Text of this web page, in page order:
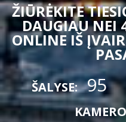
ŽIŪRĖKITE
DAUGIAU NEI
ONLINE IŠ
ŠALYSE: 95